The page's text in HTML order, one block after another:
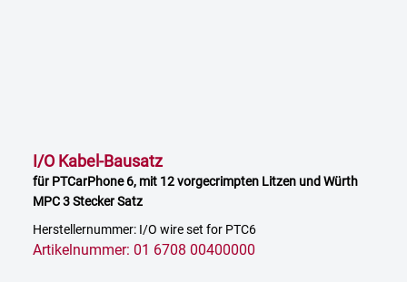
I/O Kabel-Bausatz
für PTCarPhone 6, mit 12 vorgecrimpten Litzen und Würth
MPC 3 Stecker Satz
Herstellernummer: I/O wire set for PTC6
Artikelnummer: 01 6708 00400000